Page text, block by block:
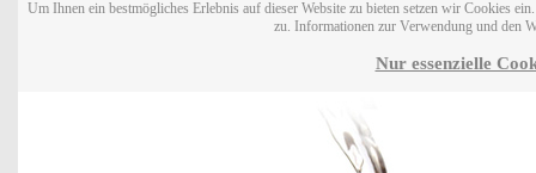
Um Ihnen ein bestmögliches Erlebnis auf dieser Website zu bieten setzen wir Cookies
zu. Informationen zur Verwendung und den
Nur essenzielle